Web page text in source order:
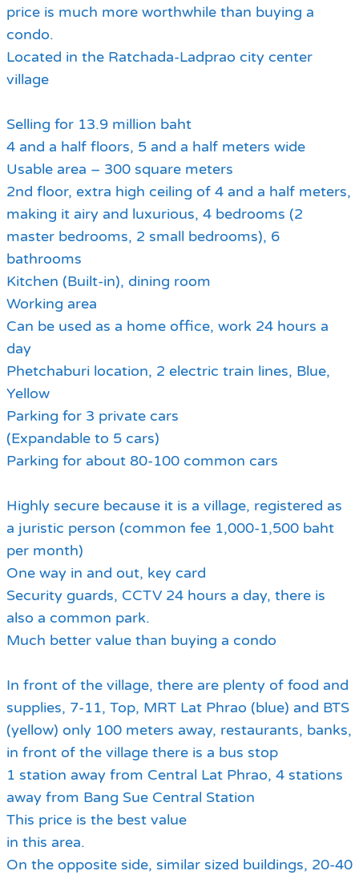
price is much more worthwhile than buying a
condo.
Located in the Ratchada-Ladprao city center
village
Selling for 13.9 million baht
4 and a half floors, 5 and a half meters wide
Usable area – 300 square meters
2nd floor, extra high ceiling of 4 and a half meters,
making it airy and luxurious, 4 bedrooms (2
master bedrooms, 2 small bedrooms), 6
bathrooms
Kitchen (Built-in), dining room
Working area
Can be used as a home office, work 24 hours a
day
Phetchaburi location, 2 electric train lines, Blue,
Yellow
Parking for 3 private cars
(Expandable to 5 cars)
Parking for about 80-100 common cars
Highly secure because it is a village, registered as
a juristic person (common fee 1,000-1,500 baht
per month)
One way in and out, key card
Security guards, CCTV 24 hours a day, there is
also a common park.
Much better value than buying a condo
In front of the village, there are plenty of food and
supplies, 7-11, Top, MRT Lat Phrao (blue) and BTS
(yellow) only 100 meters away, restaurants, banks,
in front of the village there is a bus stop
1 station away from Central Lat Phrao, 4 stations
away from Bang Sue Central Station
This price is the best value
in this area.
On the opposite side, similar sized buildings, 20-40